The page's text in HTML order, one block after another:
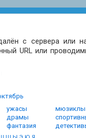
с сервера или
URL или
ужасы
мюзиклы
драмы
фантазия